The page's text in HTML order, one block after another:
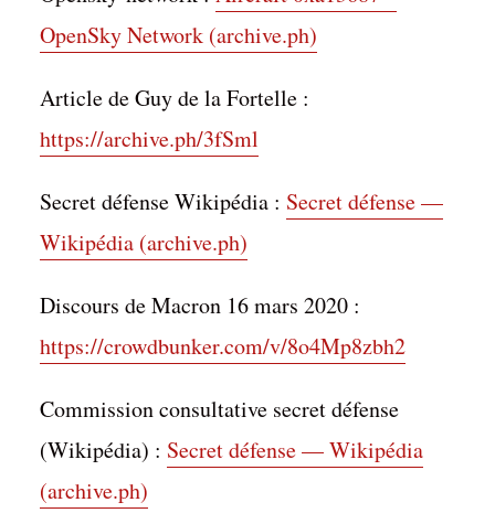
Sources chapitre 1
2 Min. de lecture
Commenter
OpenSky Network (archive.ph)
Article de Guy de la Fortelle :
https://archive.ph/3fSml
Secret défense Wikipédia : Secret défense —
Wikipédia (archive.ph)
Discours de Macron 16 mars 2020 :
https://crowdbunker.com/v/8o4Mp8zbh2
Commission consultative secret défense
(Wikipédia) : Secret défense — Wikipédia
(archive.ph)